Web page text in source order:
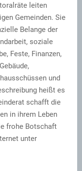
leiten
Gemeinden. Sie
Belange der
soziale
Feste, Finanzen,
und
heißt es
schafft die
in ihrem Leben
frohe Botschaft
unter